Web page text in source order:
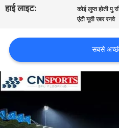
एक
का
अनुरोध
करें
साइटमैप
हाई लाइट:
कोई लुप्त होती पु
एंटी यूवी रबर रनवे
सबसे